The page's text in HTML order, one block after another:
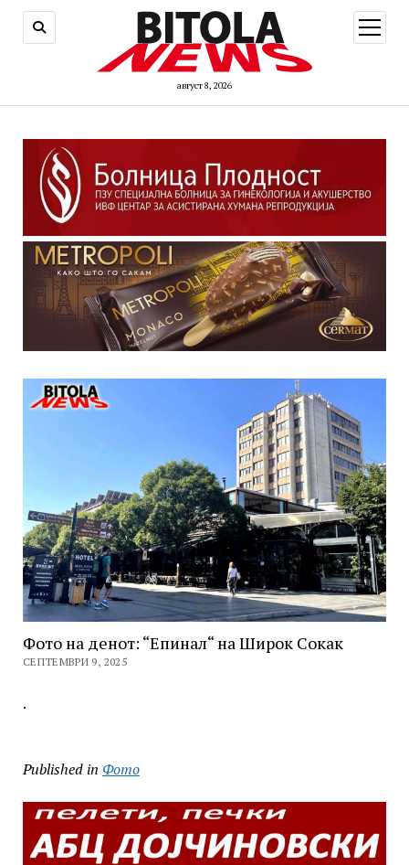
август 8, 2026
open
menu
Фото на денот: “Епинал“ на Широк Сокак
СЕПТЕМВРИ 9, 2025
.
Published in Фото